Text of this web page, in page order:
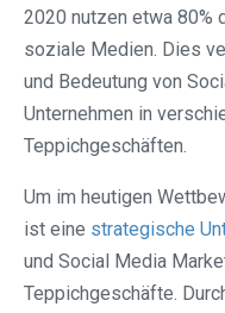
2020 nutzen etwa 80%
soziale Medien. Dies
und Bedeutung von
Unternehmen in
Teppichgeschäften.
Um im heutigen
ist eine strategische
und Social Media
Teppichgeschäfte.